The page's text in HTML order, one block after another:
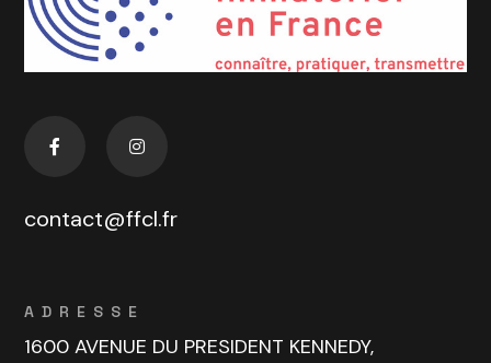
contact@ffcl.fr
ADRESSE
1600 AVENUE DU PRESIDENT KENNEDY,